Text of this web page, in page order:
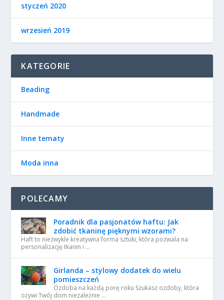
styczeń 2020
wrzesień 2019
KATEGORIE
Beading
Handmade
Inne tematy
Moda inna
POLECAMY
Poradnik dla pasjonatów haftu: Jak
zdobić tkaninę pięknymi wzorami?
Haft to niezwykle kreatywna forma sztuki, która pozwala na
personalizację tkanin i …
Girlanda – stylowy dodatek do wielu
pomieszczeń
Ozdoba na każdą porę roku Szukasz ozdoby, która
ożywi Twój dom niezależnie …